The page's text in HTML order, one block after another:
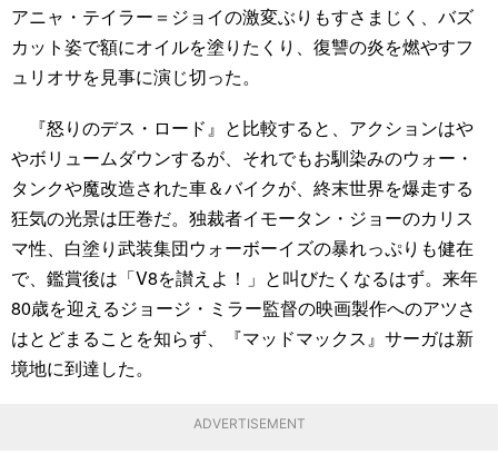
アニャ・テイラー＝ジョイの激変ぶりもすさまじく、バズ
カット姿で額にオイルを塗りたくり、復讐の炎を燃やすフ
ュリオサを見事に演じ切った。
『怒りのデス・ロード』と比較すると、アクションはや
やボリュームダウンするが、それでもお馴染みのウォー・
タンクや魔改造された車＆バイクが、終末世界を爆走する
狂気の光景は圧巻だ。独裁者イモータン・ジョーのカリス
マ性、白塗り武装集団ウォーボーイズの暴れっぷりも健在
で、鑑賞後は「V8を讃えよ！」と叫びたくなるはず。来年
80歳を迎えるジョージ・ミラー監督の映画製作へのアツさ
はとどまることを知らず、『マッドマックス』サーガは新
境地に到達した。
ADVERTISEMENT